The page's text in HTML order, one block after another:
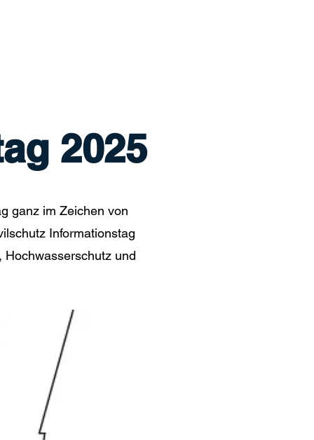
2025
ganz im Zeichen von
Informationstag
und